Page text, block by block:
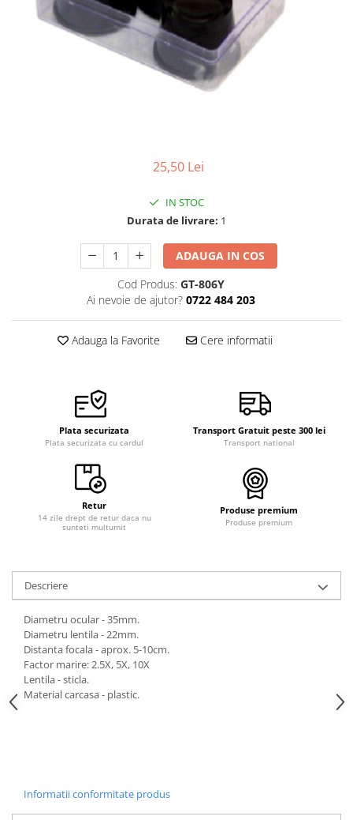
Ceasuri Daniel Klein
Ceasuri Lorus
Pensete
Scule Speciale
Suporti de Lucru
25,50 Lei
IN STOC
Durata de livrare: 1
ADAUGA IN COS
Cod Produs: GT-806Y
Ai nevoie de ajutor? 0722 484 203
Adauga la Favorite Cere informatii
Plata securizata
Plata securizata cu cardul
Transport Gratuit peste 300 lei
Transport national
Retur
14 zile drept de retur daca nu
sunteti multumit
Produse premium
Produse premium
Descriere
Diametru ocular - 35mm.
Diametru lentila - 22mm.
Distanta focala - aprox. 5-10cm.
Factor marire: 2.5X, 5X, 10X
Lentila - sticla.
Material carcasa - plastic.
Informatii conformitate produs